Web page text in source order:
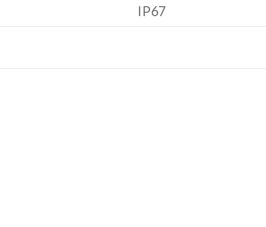
IP67